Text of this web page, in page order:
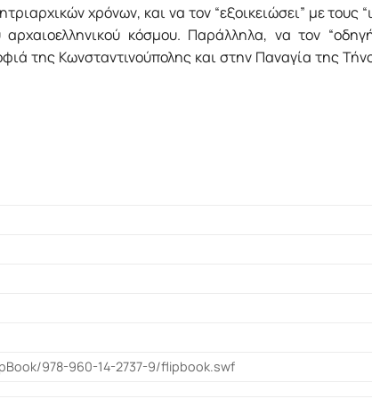
χρόνων, και να τον “εξοικειώσει” με τους
κόσμου. Παράλληλα, να τον
της Κωνσταντινούπολης και στην Παναγία της
978-960-14-2737-9/flipbook.swf